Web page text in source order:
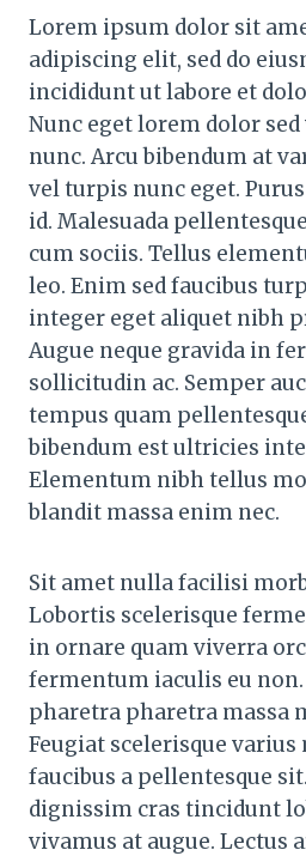
Lorem ipsum dolor sit
adipiscing elit, sed do
incididunt ut labore et
Nunc eget lorem dolor
nunc. Arcu bibendum at
vel turpis nunc eget.
id. Malesuada
cum sociis. Tellus
leo. Enim sed faucibus
integer eget aliquet nibh
Augue neque gravida in
sollicitudin ac. Semper
tempus quam
bibendum est ultricies
Elementum nibh tellus
blandit massa enim nec.
Sit amet nulla facilisi
Lobortis scelerisque
in ornare quam viverra
fermentum iaculis eu
pharetra pharetra massa
Feugiat scelerisque
faucibus a pellentesque
dignissim cras tincidunt
vivamus at augue. Lectus